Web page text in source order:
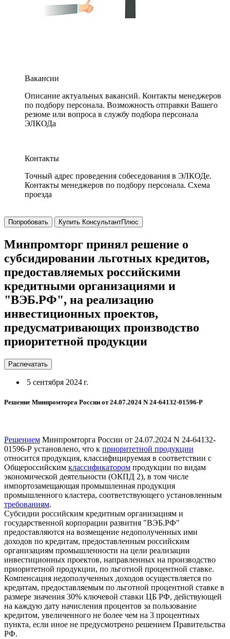
Вакансии
Описание актуальных вакансий. Контакты менеджеров
по подбору персонала. Возможность отправки Вашего
резюме или вопроса в службу подбора персонала
ЭЛКОДа
Контакты
Точный адрес проведения собеседования в ЭЛКОДе.
Контакты менеджеров по подбору персонала. Схема
проезда
Попробовать Купить КонсультантПлюс
Минпромторг принял решение о
субсидировании льготных кредитов,
предоставляемых российскими
кредитными организациями и
"ВЭБ.РФ", на реализацию
инвестиционных проектов,
предусматривающих производство
приоритетной продукции
Распечатать
5 сентября 2024 г.
Решение Минпромторга России от 24.07.2024 N 24-64132-01596-Р
Решением Минпромторга России от 24.07.2024 N 24-64132-
01596-Р установлено, что к приоритетной продукции
относится продукция, классифицируемая в соответствии с
Общероссийским классификатором продукции по видам
экономической деятельности (ОКПД 2), в том числе
импортозамещающая промышленная продукция
промышленного кластера, соответствующего установленным
требованиям.
Субсидии российским кредитным организациям и
государственной корпорации развития "ВЭБ.РФ"
предоставляются на возмещение недополученных ими
доходов по кредитам, предоставленным российским
организациям промышленности на цели реализации
инвестиционных проектов, направленных на производство
приоритетной продукции, по льготной процентной ставке.
Компенсация недополученных доходов осуществляется по
кредитам, предоставляемым по льготной процентной ставке в
размере значения 30% ключевой ставки ЦБ РФ, действующей
на каждую дату начисления процентов за пользование
кредитом, увеличенного не более чем на 3 процентных
пункта, если иное не предусмотрено решением Правительства
РФ.